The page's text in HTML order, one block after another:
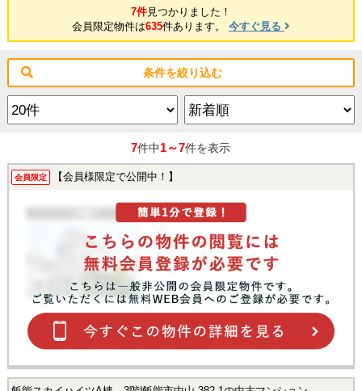
7件見つかりました！
会員限定物件は635件あります。 今すぐ見る
条件を絞り込む
7件中1～7件を表示
会員限定 【会員様限定で公開中！】